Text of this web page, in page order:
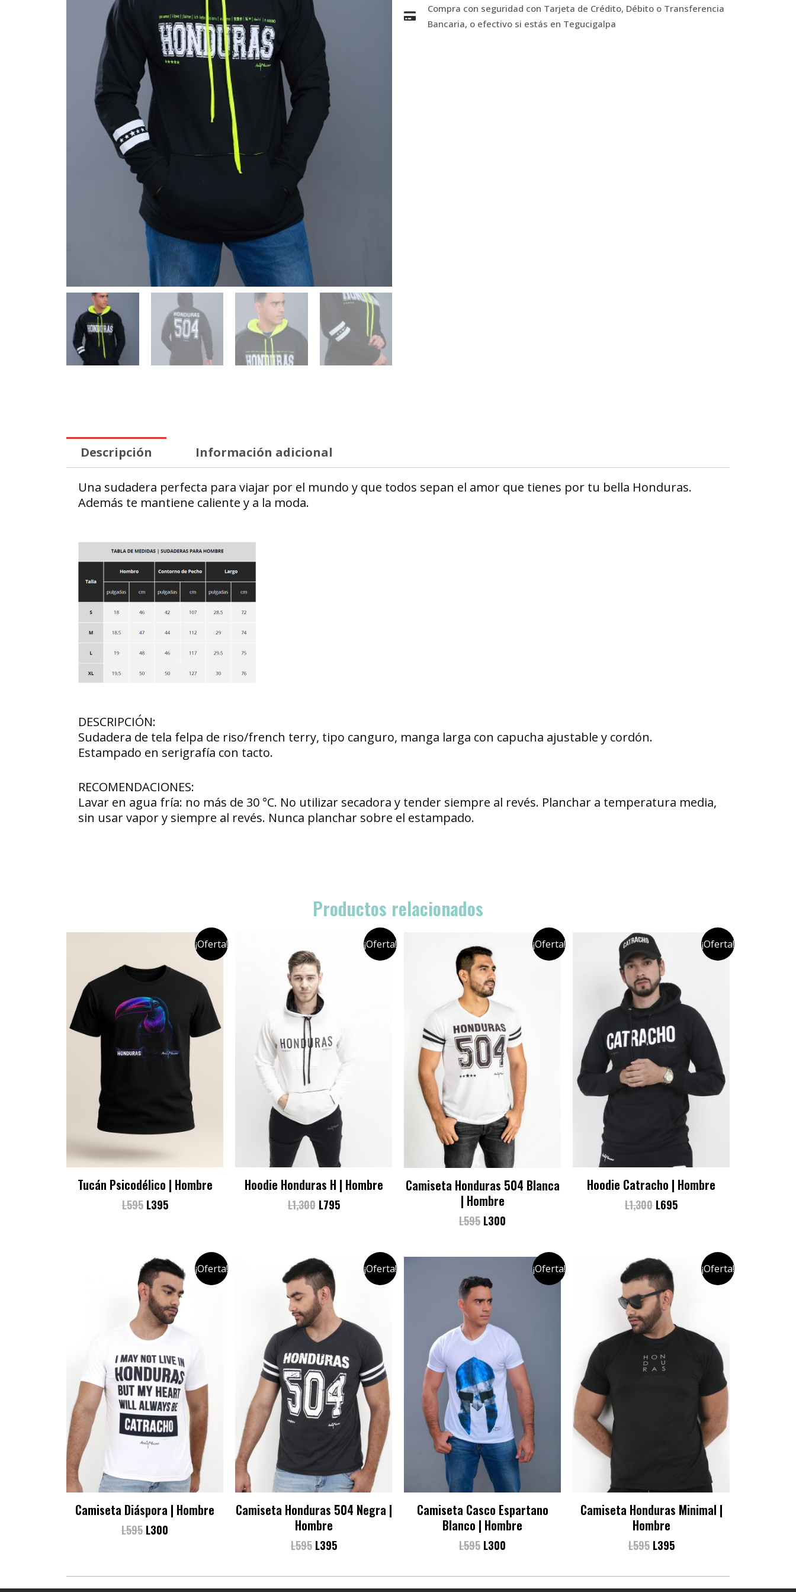
Compra con seguridad con Tarjeta de Crédito, Débito o Transferencia
Bancaria, o efectivo si estás en Tegucigalpa
Descripción Información adicional
Una sudadera perfecta para viajar por el mundo y que todos sepan el amor que tienes por tu bella Honduras.
Además te mantiene caliente y a la moda.
DESCRIPCIÓN:
Sudadera de tela felpa de riso/french terry, tipo canguro, manga larga con capucha ajustable y cordón.
Estampado en serigrafía con tacto.
RECOMENDACIONES:
Lavar en agua fría: no más de 30 °C. No utilizar secadora y tender siempre al revés. Planchar a temperatura media,
sin usar vapor y siempre al revés. Nunca planchar sobre el estampado.
Productos relacionados
¡Oferta!
Tucán Psicodélico | Hombre
L595 L395
¡Oferta!
Hoodie Honduras H | Hombre
L1,300 L795
¡Oferta!
Camiseta Honduras 504 Blanca
| Hombre
L595 L300
¡Oferta!
Hoodie Catracho | Hombre
L1,300 L695
¡Oferta!
Camiseta Diáspora | Hombre
L595 L300
¡Oferta!
Camiseta Honduras 504 Negra |
Hombre
L595 L395
¡Oferta!
Camiseta Casco Espartano
Blanco | Hombre
L595 L300
¡Oferta!
Camiseta Honduras Minimal |
Hombre
L595 L395